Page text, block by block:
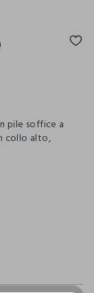
pile soffice a
collo alto,